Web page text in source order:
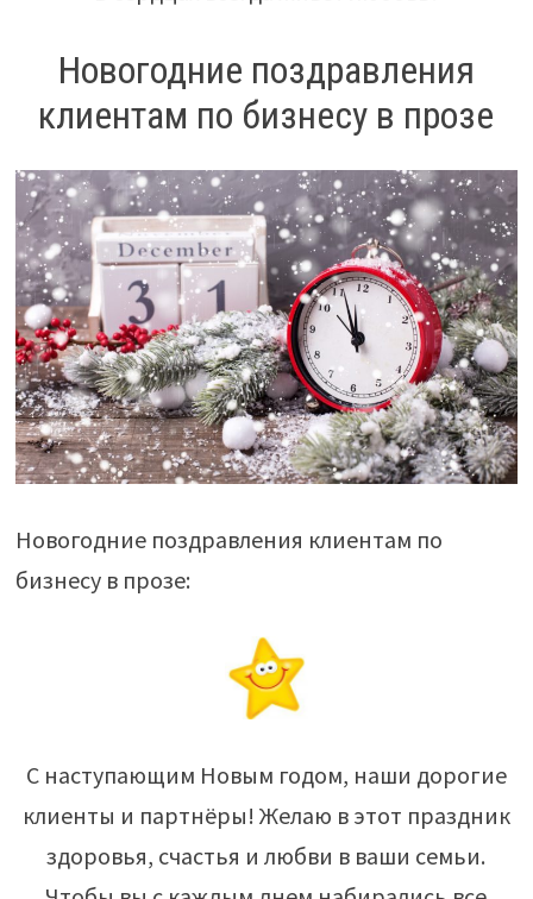
Новогодние поздравления
клиентам по бизнесу в прозе
Новогодние поздравления клиентам по
бизнесу в прозе:
С наступающим Новым годом, наши дорогие
клиенты и партнёры! Желаю в этот праздник
здоровья, счастья и любви в ваши семьи.